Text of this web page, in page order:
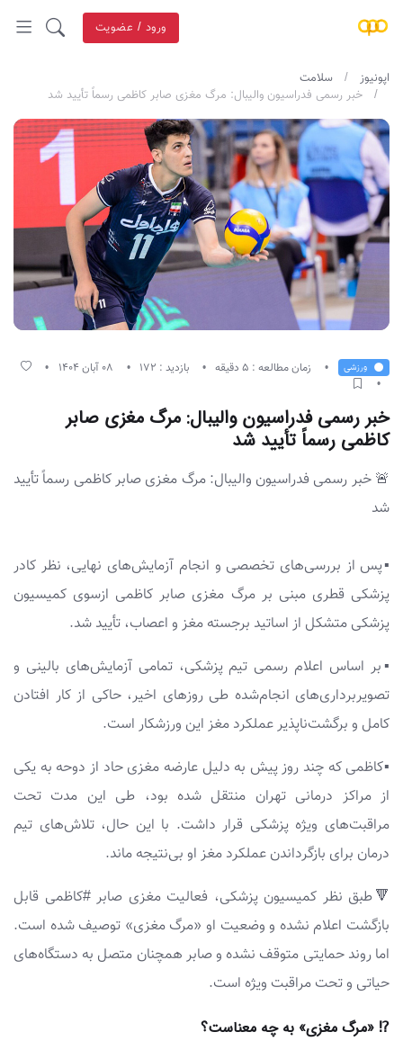
ورود / عضویت
اپونیوز
سلامت
خبر رسمی فدراسیون والیبال: مرگ مغزی صابر کاظمی رسماً تأیید شد
ورزشی زمان مطالعه : 5 دقیقه بازدید : 172
خبر رسمی فدراسیون والیبال: مرگ مغزی صابر
کاظمی رسماً تأیید شد
🚨 خبر رسمی فدراسیون والیبال: مرگ مغزی صابر کاظمی رسماً تأیید
شد
▪️پس از بررسی‌های تخصصی و انجام آزمایش‌های نهایی، نظر کادر
پزشکی قطری مبنی بر مرگ مغزی صابر کاظمی ازسوی کمیسیون
پزشکی متشکل از اساتید برجسته مغز و اعصاب، تأیید شد.
▪️بر اساس اعلام رسمی تیم پزشکی، تمامی آزمایش‌های بالینی و
تصویربرداری‌های انجام‌شده طی روزهای اخیر، حاکی از کار افتادن
کامل و برگشت‌ناپذیر عملکرد مغز این ورزشکار است.
▪️کاظمی که چند روز پیش به دلیل عارضه مغزی حاد از دوحه به یکی
از مراکز درمانی تهران منتقل شده بود، طی این مدت تحت
مراقبت‌های ویژه پزشکی قرار داشت. با این حال، تلاش‌های تیم
درمان برای بازگرداندن عملکرد مغز او بی‌نتیجه ماند.
🔻طبق نظر کمیسیون پزشکی، فعالیت مغزی صابر #کاظمی قابل
بازگشت اعلام نشده و وضعیت او «مرگ مغزی» توصیف شده است.
اما روند حمایتی متوقف نشده و صابر همچنان متصل به دستگاه‌های
حیاتی و تحت مراقبت ویژه است.
⁉️ «مرگ مغزی» به چه معناست؟